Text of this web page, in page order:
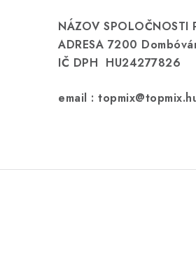
NÁZOV SPOLOČNOSTI
ADRESA 7200
IČ DPH HU24277826
email :